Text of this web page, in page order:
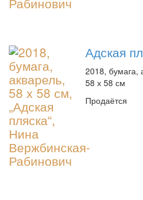
Адская
2018, бумага,
58 х 58 см
Продаётся